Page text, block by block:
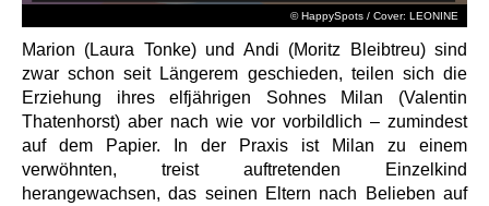
© HappySpots / Cover: LEONINE
Marion (Laura Tonke) und Andi (Moritz Bleibtreu) sind
zwar schon seit Längerem geschieden, teilen sich die
Erziehung ihres elfjährigen Sohnes Milan (Valentin
Thatenhorst) aber nach wie vor vorbildlich – zumindest
auf dem Papier. In der Praxis ist Milan zu einem
verwöhnten, treist auftretenden Einzelkind
herangewachsen, das seinen Eltern nach Belieben auf